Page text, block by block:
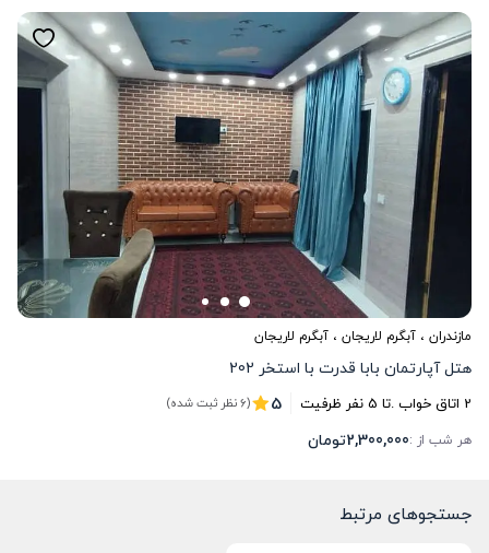
مازندران ، آبگرم لاریجان ، آبگرم لاریجان
هتل آپارتمان بابا قدرت با استخر 202
2 اتاق خواب .تا 5نفر ظرفیت 5 (6 نظر ثبت شده)
هر شب از :2,300,000تومان
جستجوهای مرتبط